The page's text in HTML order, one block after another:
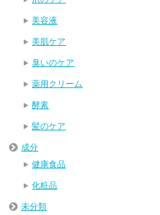
美容液
美肌ケア
臭いのケア
薬用クリーム
酵素
髪のケア
成分
健康食品
化粧品
未分類